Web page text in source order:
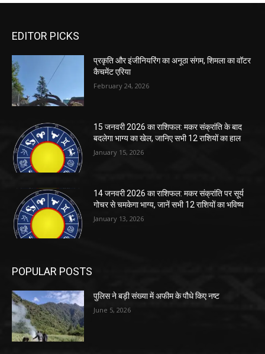
EDITOR PICKS
प्रकृति और इंजीनियरिंग का अनूठा संगम, शिमला का वॉटर
कैचमेंट एरिया
February 24, 2026
15 जनवरी 2026 का राशिफल: मकर संक्रांति के बाद
बदलेगा भाग्य का खेल, जानिए सभी 12 राशियों का हाल
January 15, 2026
14 जनवरी 2026 का राशिफल: मकर संक्रांति पर सूर्य
गोचर से चमकेगा भाग्य, जानें सभी 12 राशियों का भविष्य
January 13, 2026
POPULAR POSTS
पुलिस ने बड़ी संख्या में अफीम के पौधे किए नष्ट
June 5, 2026